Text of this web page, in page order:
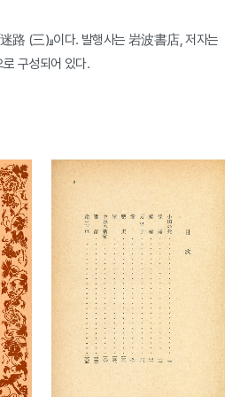
路 (三)』이다. 발행사는 岩波書店, 저자는
구성되어 있다.